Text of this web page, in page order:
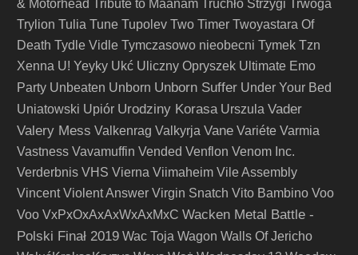
& Motörhead Tribute to Maanam Truchło Strzygi Trwoga
Trylion Tulia Tune Tupolev Two Timer Twoyastara Of
Death Tydle Vidle Tymczasowo nieobecni Tymek Tzn
Xenna U! Yeyky Ukć Uliczny Opryszek Ultimate Emo
Party Unbeaten Unborn Unborn Suffer Under Your Bed
Uniatowski Upiór Urodziny Korasa Urszula Vader
Valery Mess Valkenrag Valkyrja Vane Variéte Varmia
Vastness Vavamuffin Vended Venflon Venom Inc.
Verderbnis VHS Vierna Viimaheim Vile Assembly
Vincent Violent Answer Virgin Snatch Vito Bambino Voo
Voo VxPxOxAxAxWxAxMxC Wacken Metal Battle -
Polski Finał 2019 Wac Toja Wagon Walls Of Jericho